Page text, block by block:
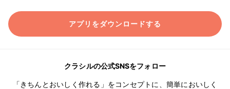
アプリをダウンロードする
クラシルの公式SNSをフォロー
「きちんとおいしく作れる」をコンセプトに、簡単においしく